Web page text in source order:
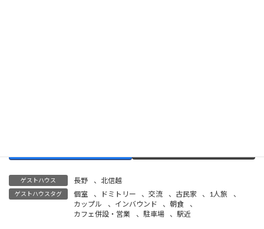
ゲストハウス 長野 、 北信越
ゲストハウスタグ 個室 、 ドミトリー 、交流 、 古民家 、 1人旅
、
カップル
、 インバウンド 、朝食
、
カフェ併設・営業
、 駐車場 、駅近